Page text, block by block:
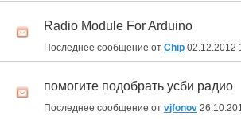
Radio Module For Arduino
Последнее сообщение от Chip 02.12.2012
помогите подобрать усби радио
Последнее сообщение от vjfonov